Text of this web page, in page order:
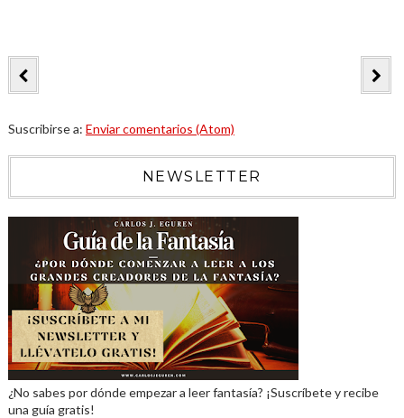
Suscribirse a: Enviar comentarios (Atom)
NEWSLETTER
¿No sabes por dónde empezar a leer fantasía? ¡Suscríbete y recibe
una guía gratis!